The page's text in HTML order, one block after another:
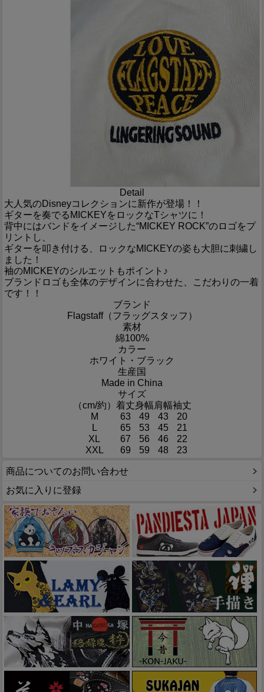
Detail
大人気のDisneyコレクションに新作が登場！！
ギターを奏でるMICKEYをロックなTシャツに！
背中にはバンドをイメージした“MICKEY ROCK”のロゴをプ
リントし、
ギターを叩き付ける、ロックなMICKEYの姿も大胆に刺繍し
ました！
袖のMICKEYのシルエットもポイント♪
ブランドロゴも全体のデザインに合わせた、こだわりの一着
です！！
ブランド
Flagstaff（フラッグスタッフ）
素材
綿100%
カラー
ホワイト・ブラック
生産国
Made in China
サイズ
（cm/約） 着丈身幅肩幅袖丈
M
63 49 43
20
L
65 53 45
21
XL
67 56 46
22
XXL
69 59 48 23
商品についてのお問い合わせ
お気に入りに登録